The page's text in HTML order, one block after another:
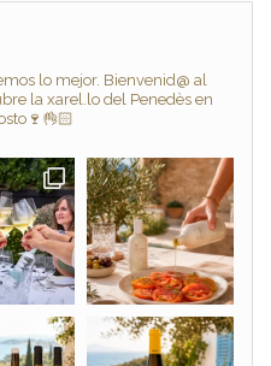
lo mejor. Bienvenid@ al
la xarel.lo del Penedès en